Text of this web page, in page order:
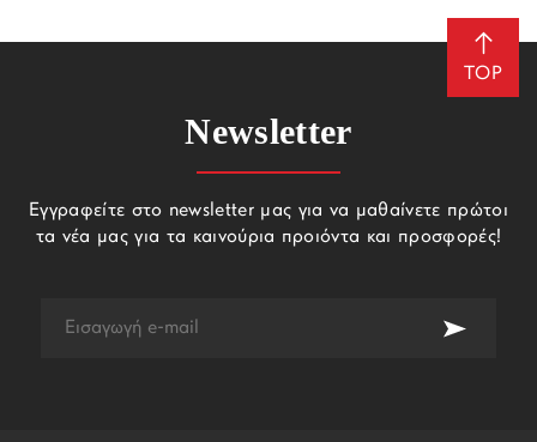
TOP
Newsletter
Εγγραφείτε στο newsletter μας για να μαθαίνετε πρώτοι
τα νέα μας για τα καινούρια προιόντα και προσφορές!